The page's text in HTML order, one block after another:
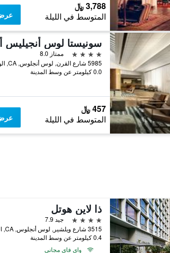
3,788 ﷼
المتوسط في الليلة
4 نجوم
ممتاز 8.0
0.0 كيلومتر عن وسط المدينة
457 ﷼
المتوسط في الليلة
ذا لاين هوتل
4 نجوم
جيد 7.9
0.4 كيلومتر عن وسط المدينة
واي فاي مجاني